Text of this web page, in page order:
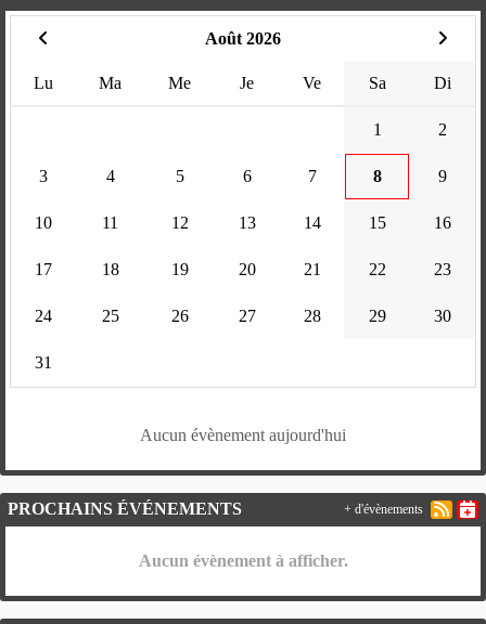
Août 2026
Lu Ma Me Je Ve Sa Di
1 2
3 4 5 6 7 8 9
10 11 12 13 14 15 16
17 18 19 20 21 22 23
24 25 26 27 28 29 30
31
Aucun évènement aujourd'hui
PROCHAINS ÉVÉNEMENTS
Aucun évènement à afficher.
+ d'évènements